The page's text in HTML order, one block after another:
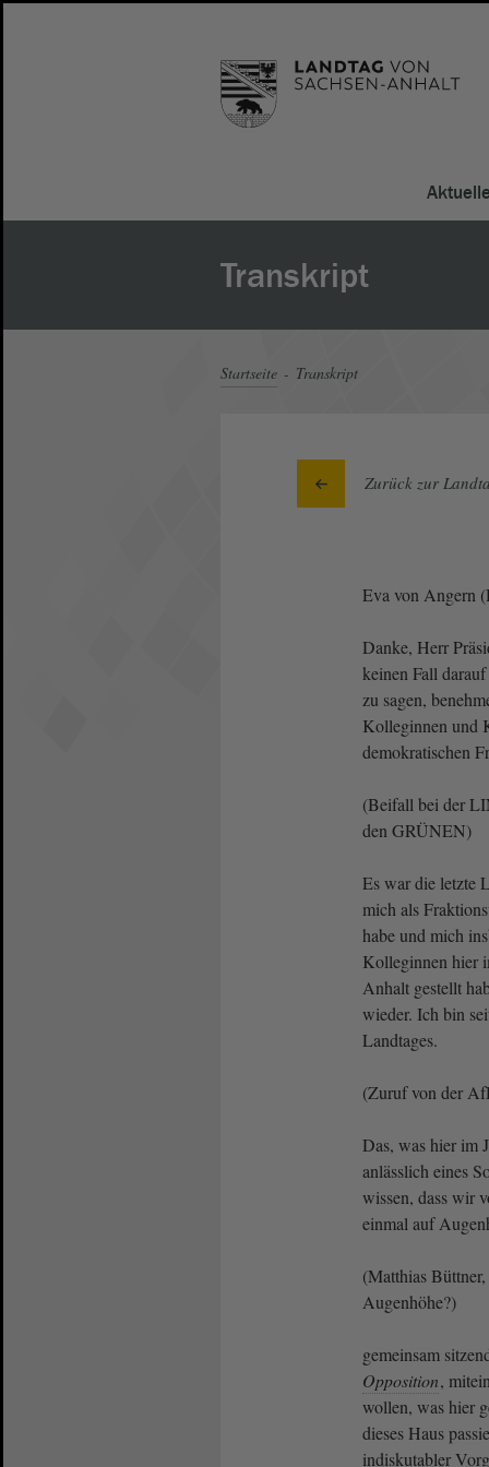
Transkript
Startseite Transkript
Zurück zur
Eva von Angern
Danke, Herr
keinen Fall
zu sagen,
Kolleginnen und
demokratischen
(Beifall bei der
den GRÜNEN)
Es war die letzte
mich als
habe und mich
Kolleginnen hier
Anhalt gestellt
wieder. Ich bin
Landtages.
(Zuruf von der
Das, was hier im
anlässlich eines
wissen, dass wir
einmal auf
(Matthias
Augenhöhe?)
gemeinsam
Opposition,
wollen, was hier
dieses Haus
indiskutabler